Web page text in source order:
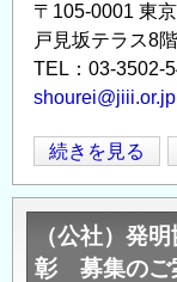
行
方」
開
催
の
ご
案
内
の
〒105-0001 東
戸見坂テラス8階
TEL：03-
shourei@jiii.or.jp
(公
社)
発
明
協
続きを見る
（公社）発
彰 募集のご